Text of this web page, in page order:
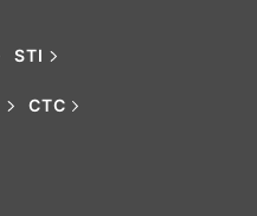
STI
CTC